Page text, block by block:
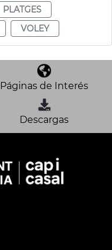
PLATGES
VOLEY
Páginas de Interés
Descargas